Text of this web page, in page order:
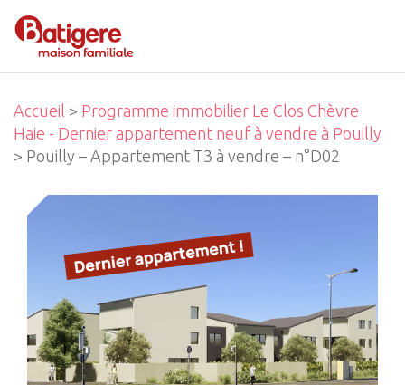
Accueil > Programme immobilier Le Clos Chèvre
Haie - Dernier appartement neuf à vendre à Pouilly
> Pouilly – Appartement T3 à vendre – n°D02